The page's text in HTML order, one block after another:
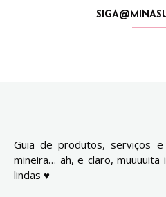
Guia de produtos, serviços
mineira… ah, e claro, muuuuita
lindas ♥